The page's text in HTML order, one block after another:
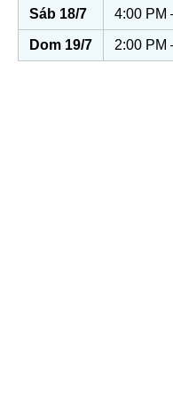
Sáb 18/7 4:00 PM
Dom 19/7 2:00 PM